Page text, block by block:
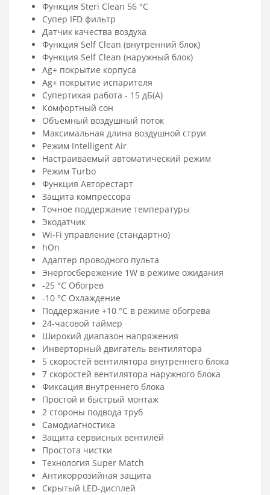
Функция Steri Clean 56 °C
Супер IFD фильтр
Датчик качества воздуха
Функция Self Clean (внутренний блок)
Функция Self Clean (наружный блок)
Ag+ покрытие корпуса
Ag+ покрытие испарителя
Супертихая работа - 15 дБ(А)
Комфортный сон
Объемный воздушный поток
Максимальная длина воздушной струи
Режим Intelligent Air
Настраиваемый автоматический режим
Режим Turbo
Функция Авторестарт
Защита компрессора
Точное поддержание температуры
Экодатчик
Wi-Fi управление (стандартно)
hOn
Адаптер проводного пульта
Энергосбережение 1W в режиме ожидания
-25 °C Обогрев
-10 °C Охлаждение
Поддержание +10 °С в режиме обогрева
24-часовой таймер
Широкий диапазон напряжения
Инверторный двигатель вентилятора
5 скоростей вентилятора внутреннего блока
7 скоростей вентилятора наружного блока
Фиксация внутреннего блока
Простой и быстрый монтаж
2 стороны подвода труб
Самодиагностика
Защита сервисных вентилей
Простота чистки
Технология Super Match
Антикоррозийная защита
Скрытый LED-дисплей